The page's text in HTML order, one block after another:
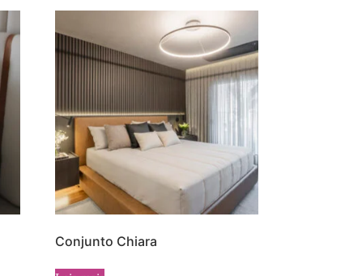
Conjunto Chiara